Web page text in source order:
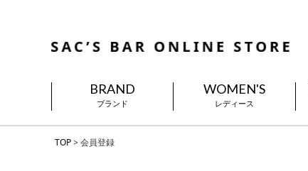
BRAND
ブランド
WOMEN'S
レディース
TOP 会員登録